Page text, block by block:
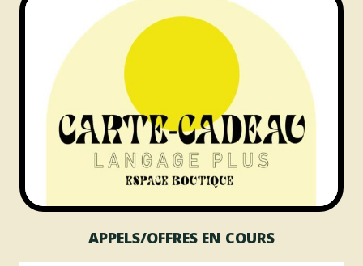
APPELS/OFFRES EN COURS